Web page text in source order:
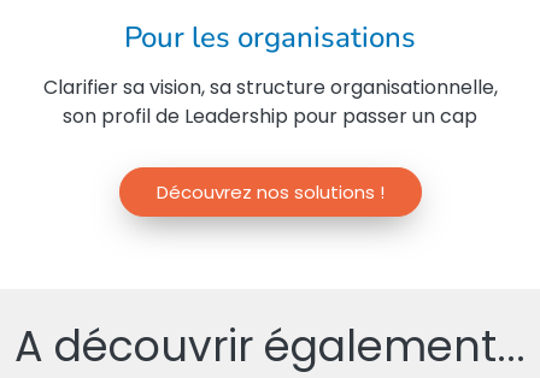
Pour les organisations
Clarifier sa vision, sa structure organisationnelle,
son profil de Leadership pour passer un cap
Découvrez nos solutions !
A découvrir également...